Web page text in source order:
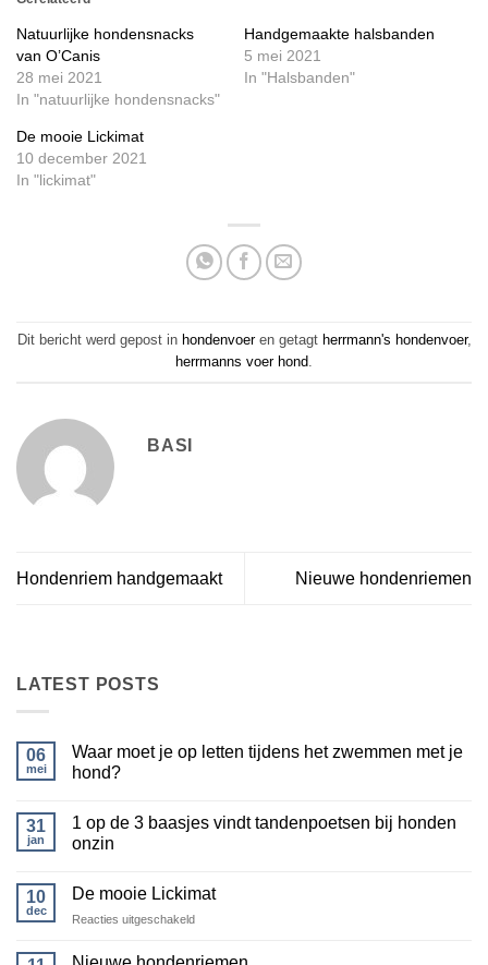
Natuurlijke hondensnacks
van O’Canis
28 mei 2021
In "natuurlijke hondensnacks"
Handgemaakte halsbanden
5 mei 2021
In "Halsbanden"
De mooie Lickimat
10 december 2021
In "lickimat"
Dit bericht werd gepost in hondenvoeren getagt herrmann's hondenvoer,
herrmanns voer hond
BASI
Hondenriem handgemaakt Nieuwe hondenriemen
LATEST POSTS
06
mei
Waar moet je op letten tijdens het zwemmen met je
hond?
op
Waar
moet
letten
het
31
jan
1 op de 3 baasjes vindt tandenpoetsen bij honden
onzin
op
op
10
dec
De mooie Lickimat
Reacties uitgeschakeldvoor
mooie